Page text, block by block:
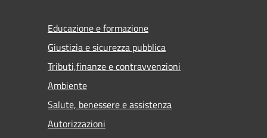
Educazione e formazione
Giustizia e sicurezza pubblica
Tributi,finanze e contravvenzioni
Ambiente
Salute, benessere e assistenza
Autorizzazioni